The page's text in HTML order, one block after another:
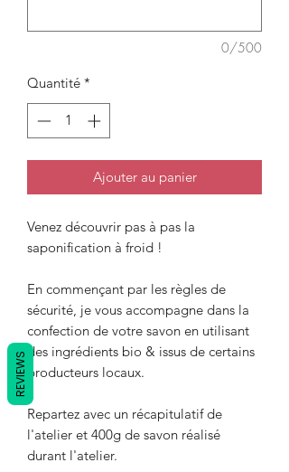
0/500
Quantité *
Ajouter au panier
Venez découvrir pas à pas la
saponification à froid !
En commençant par les règles de
sécurité, je vous accompagne dans la
confection de votre savon en utilisant
des ingrédients bio & issus de certains
producteurs locaux.
Repartez avec un récapitulatif de
l'atelier et 400g de savon réalisé
durant l'atelier.
REVIEWS